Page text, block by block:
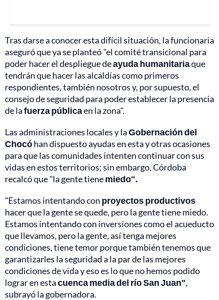
Tras darse a conocer esta difícil situación, la funcionaria
aseguró que ya se planteó "el comité transicional para
poder hacer el despliegue deayuda humanitariaque
tendrán que hacer las alcaldías como primeros
respondientes, también nosotros y, por supuesto, el
consejo de seguridad para poder establecer la presencia
de lafuerza públicaen la zona".
Las administraciones locales y laGobernación del
Chocóhan dispuesto ayudas en esta y otras ocasiones
para que las comunidades intenten continuar con sus
vidas en estos territorios; sin embargo, Córdoba
recalcó que "la gente tienemiedo".
"Estamos intentando con proyectos productivos
hacer que la gente se quede, pero la gente tiene miedo.
Estamos intentando con inversiones como el acueducto
que llevamos, pero la gente, así tenga mejores
condiciones, tiene temor porque también tenemos que
garantizarles la seguridad a la par de las mejores
condiciones de vida y eso es lo que no hemos podido
lograr en estacuenca media del río San Juan",
subrayó la gobernadora.